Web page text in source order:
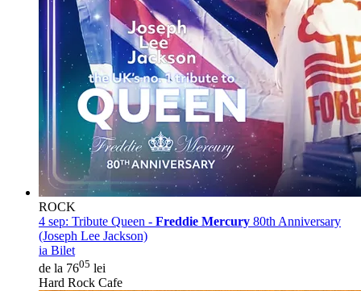
ROCK
4 sep: Tribute Queen - Freddie Mercury 80th Anniversary
(Joseph Lee Jackson)
ia Bilet
de la 7605 lei
Hard Rock Cafe